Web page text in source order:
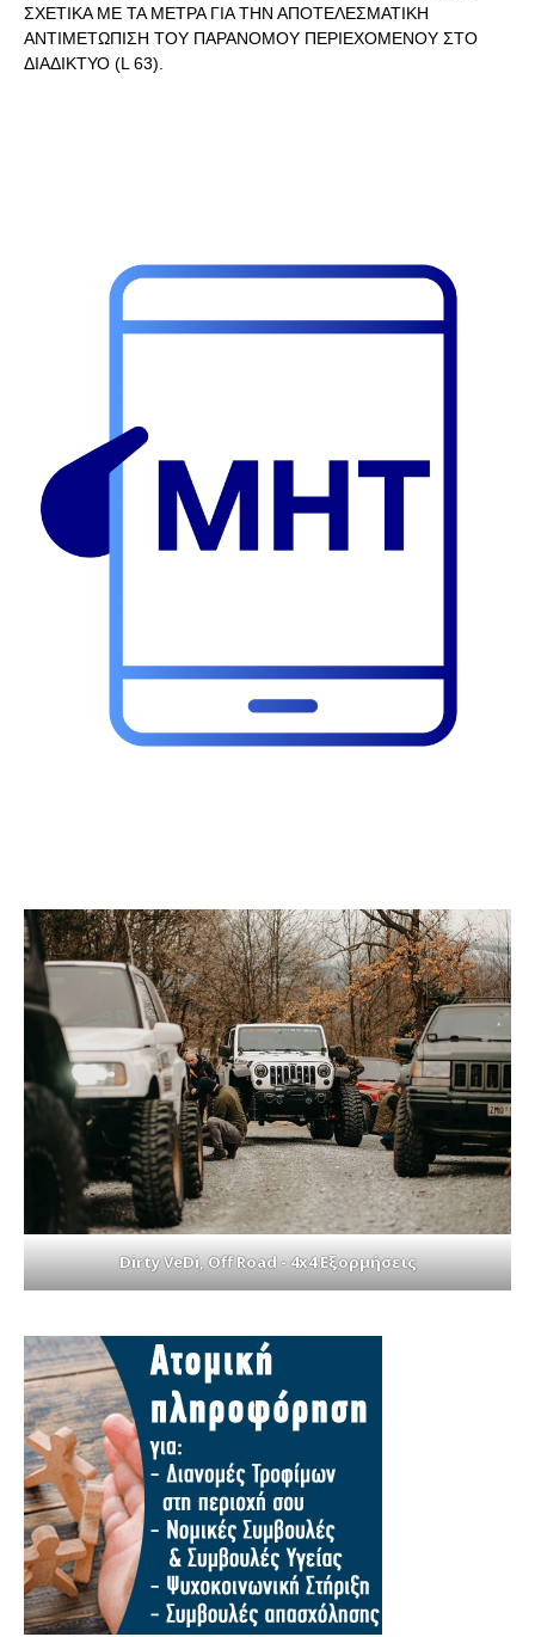
ΣΧΕΤΙΚΑ ΜΕ ΤΑ ΜΕΤΡΑ ΓΙΑ ΤΗΝ ΑΠΟΤΕΛΕΣΜΑΤΙΚΗ
ΑΝΤΙΜΕΤΩΠΙΣΗ ΤΟΥ ΠΑΡΑΝΟΜΟΥ ΠΕΡΙΕΧΟΜΕΝΟΥ ΣΤΟ
ΔΙΑΔΙΚΤΥΟ (L 63).
Dirty VeDi, Off Road - 4x4 Εξορμήσεις